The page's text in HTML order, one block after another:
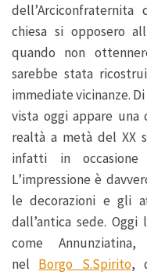
chiesa si opposero
quando non
sarebbe stata
immediate vicinanze.
vista oggi appare una
realtà a metà del XX
infatti in occasione
L’impressione è
le decorazioni e gli
dall’antica sede.
come
nel Borgo S.Spirito,